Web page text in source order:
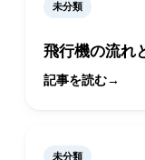
未分類
飛行機の流れ
記事を読む
未分類